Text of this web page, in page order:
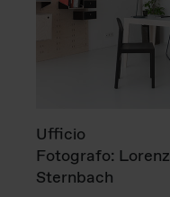
Ufficio
Fotografo: Lorenz
Sternbach